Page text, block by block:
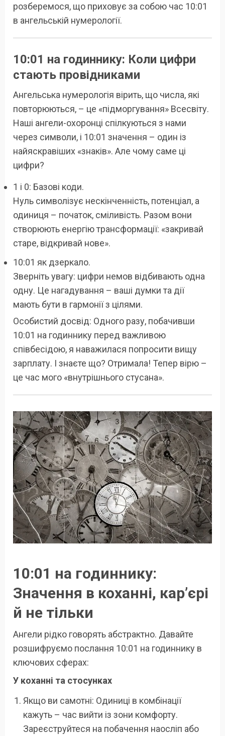
розберемося, що приховує за собою час 10:01
в ангельській нумерології.
10:01 на годиннику: Коли цифри
стають провідниками
Ангельська нумерологія вірить, що числа, які
повторюються, – це «підморгування» Всесвіту.
Наші ангели-охоронці спілкуються з нами
через символи, і 10:01 значення – один із
найяскравіших «знаків». Але чому саме ці
цифри?
1 і 0: Базові коди.
Нуль символізує нескінченність, потенціал, а
одиниця – початок, сміливість. Разом вони
створюють енергію трансформації: «закривай
старе, відкривай нове».
10:01 як дзеркало.
Зверніть увагу: цифри немов відбивають одна
одну. Це нагадування – ваші думки та дії
мають бути в гармонії з цілями.
Особистий досвід: Одного разу, побачивши
10:01 на годиннику перед важливою
співбесідою, я наважилася попросити вищу
зарплату. І знаєте що? Отримала! Тепер вірю –
це час мого «внутрішнього стусана».
10:01 на годиннику:
Значення в коханні, кар’єрі
й не тільки
Ангели рідко говорять абстрактно. Давайте
розшифруємо послання 10:01 на годиннику в
ключових сферах:
У коханні та стосунках
Якщо ви самотні: Одиниці в комбінації
кажуть – час вийти із зони комфорту.
Зареєструйтеся на побачення наосліп або